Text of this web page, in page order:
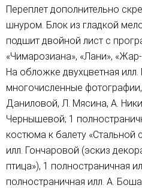
Переплет дополнительно
шнуром. Блок из гладкой
подшит двойной лист с
«Чимарозиана», «Лани», «Жар-
На обложке двухцветная
многочисленные
Даниловой, Л. Мясина, А.
Чернышевой; 1
костюма к балету «Стальной
илл. Гончаровой (эскиз
птица»), 1 полностраничная
полностраничная илл. А.